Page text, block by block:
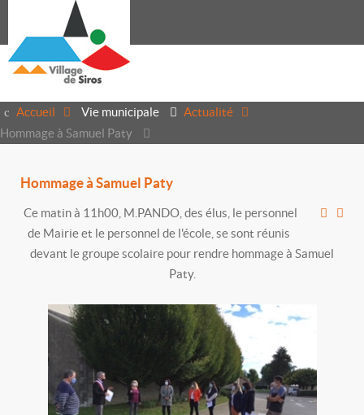
Accueil Vie municipale
Actualité
Hommage à Samuel Paty
Hommage à Samuel Paty
Ce matin à 11h00, M.PANDO, des élus, le personnel
de Mairie et le personnel de l'école, se sont réunis
devant le groupe scolaire pour rendre hommage à Samuel
Paty.